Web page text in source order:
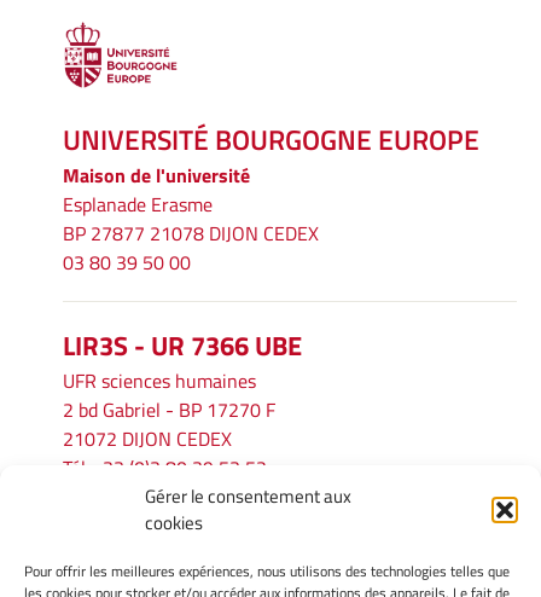
Gérer le consentement aux
cookies
Pour offrir les meilleures expériences, nous utilisons des technologies telles que
UNIVERSITÉ BOURGOGNE EUROPE
Maison de l'université
Esplanade Erasme
BP 27877 21078 DIJON CEDEX
03 80 39 50 00
LIR3S - UR 7366 UBE
UFR sciences humaines
2 bd Gabriel - BP 17270 F
21072 DIJON CEDEX
Tél. : 33 (0)3 80 39 53 52
lir3s@u-bourgogne.fr
INFORMATIONS LÉGALES